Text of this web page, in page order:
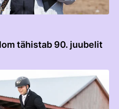
tähistab 90. juubelit